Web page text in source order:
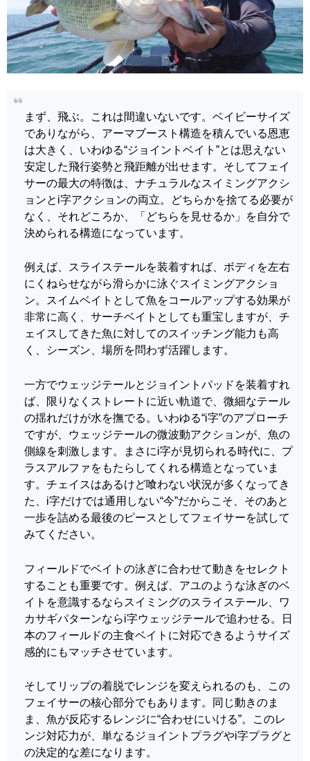
まず、飛ぶ。これは間違いないです。ベイビーサイズ
でありながら、アーマブースト構造を積んでいる恩恵
は大きく、いわゆる“ジョイントベイト”とは思えない
安定した飛行姿勢と飛距離が出せます。そしてフェイ
サーの最大の特徴は、ナチュラルなスイミングアクシ
ョンとi字アクションの両立。どちらかを捨てる必要が
なく、それどころか、「どちらを見せるか」を自分で
決められる構造になっています。
例えば、スライステールを装着すれば、ボディを左右
にくねらせながら滑らかに泳ぐスイミングアクショ
ン。スイムベイトとして魚をコールアップする効果が
非常に高く、サーチベイトとしても重宝しますが、チ
ェイスしてきた魚に対してのスイッチング能力も高
く、シーズン、場所を問わず活躍します。
一方でウェッジテールとジョイントパッドを装着すれ
ば、限りなくストレートに近い軌道で、微細なテール
の揺れだけが水を撫でる。いわゆる“i字”のアプローチ
ですが、ウェッジテールの微波動アクションが、魚の
側線を刺激します。まさにi字が見切られる時代に、プ
ラスアルファをもたらしてくれる構造となっていま
す。チェイスはあるけど喰わない状況が多くなってき
た、i字だけでは通用しない“今”だからこそ、そのあと
一歩を詰める最後のピースとしてフェイサーを試して
みてください。
フィールドでベイトの泳ぎに合わせて動きをセレクト
することも重要です。例えば、アユのような泳ぎのベ
イトを意識するならスイミングのスライステール、ワ
カサギパターンならi字ウェッジテールで追わせる。日
本のフィールドの主食ベイトに対応できるようサイズ
感的にもマッチさせています。
そしてリップの着脱でレンジを変えられるのも、この
フェイサーの核心部分でもあります。同じ動きのま
ま、魚が反応するレンジに“合わせにいける”。このレ
ンジ対応力が、単なるジョイントプラグやi字プラグと
の決定的な差になります。